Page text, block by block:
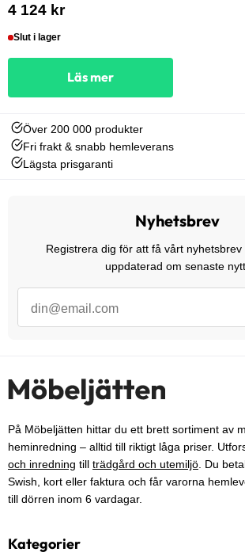
4 124 kr
Slut i lager
Läs mer
Över 200 000 produkter
Fri frakt & snabb hemleverans
Lägsta prisgaranti
Nyhetsbrev
Registrera dig för att få vårt nyhetsbrev
uppdaterad om senaste nytt.
På Möbeljätten hittar du ett brett sortiment av
heminredning – alltid till riktigt låga priser.
och inredning till trädgård och utemiljö. Du
Swish, kort eller faktura och får varorna
till dörren inom 6 vardagar.
Kategorier